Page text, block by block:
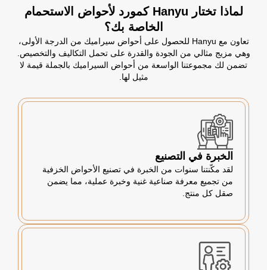
لماذا تختار Hanyu كمورد لأحواض الاستحمام
الخاصة بك؟
تعاون مع Hanyu للحصول على أحواض سيراميك من الدرجة الأولى،
وهي مزيج مثالي من الجودة والقدرة على تحمل التكاليف والتخصيص.
تضمن لك مجموعتنا الواسعة من أحواض السيراميك بالجملة قيمة لا
مثيل لها.
الخبرة في التصنيع
لقد مكّنتنا سنوات من الخبرة في تصنيع الأحواض الخزفية
من تجميع معرفة صناعية غنية وخبرة عملية، مما يضمن
صقل كل منتج.